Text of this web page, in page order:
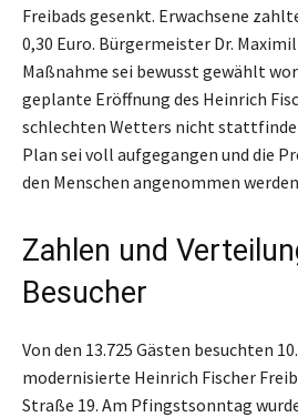
Freibads gesenkt. Erwachsene
0,30 Euro. Bürgermeister Dr.
Maßnahme sei bewusst gewählt
geplante Eröffnung des Heinrich
schlechten Wetters nicht
Plan sei voll aufgegangen und die
den Menschen angenommen
Zahlen und
Besucher
Von den 13.725 Gästen besuchten
modernisierte Heinrich Fischer
Straße 19. Am Pfingstsonntag